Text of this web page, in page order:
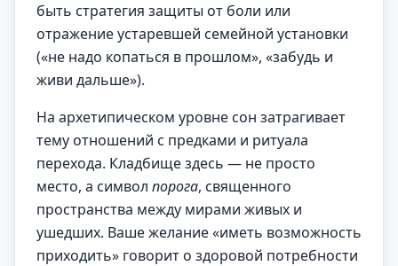
быть стратегия защиты от боли или
отражение устаревшей семейной установки
(«не надо копаться в прошлом», «забудь и
живи дальше»).
На архетипическом уровне сон затрагивает
тему отношений с предками и ритуала
перехода. Кладбище здесь — не просто
место, а символ порога, священного
пространства между мирами живых и
ушедших. Ваше желание «иметь возможность
приходить» говорит о здоровой потребности